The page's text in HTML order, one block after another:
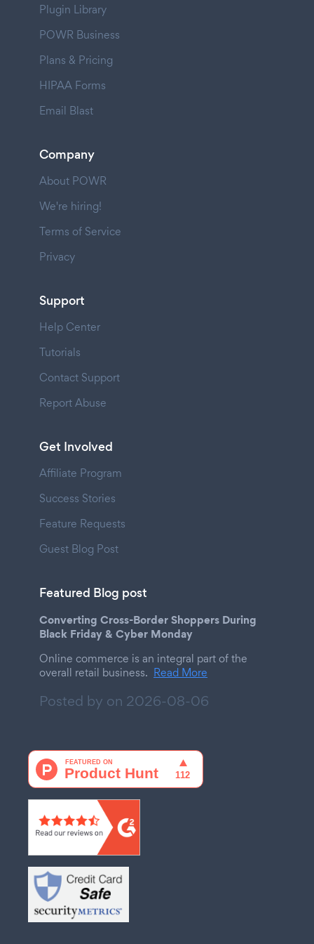
Plugin Library
POWR Business
Plans & Pricing
HIPAA Forms
Email Blast
Company
About POWR
We're hiring!
Terms of Service
Privacy
Support
Help Center
Tutorials
Contact Support
Report Abuse
Get Involved
Affiliate Program
Success Stories
Feature Requests
Guest Blog Post
Featured Blog post
Converting Cross-Border Shoppers During
Black Friday & Cyber Monday
Online commerce is an integral part of the
overall retail business. Read More
Posted by on 2026-08-06